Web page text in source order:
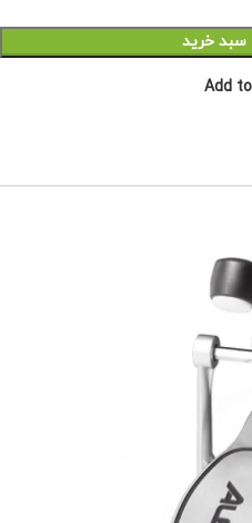
سبد خرید
Add